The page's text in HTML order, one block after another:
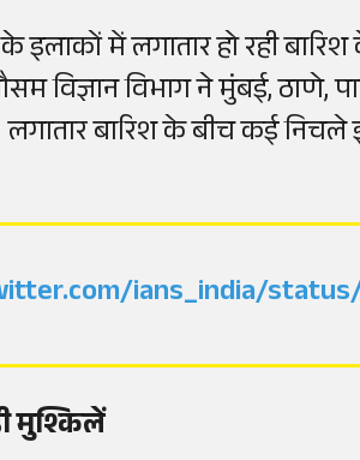
में लगातार हो रही
विज्ञान विभाग ने मुंबई,
लगातार बारिश के बीच कई
ians_india/
मुश्किलें